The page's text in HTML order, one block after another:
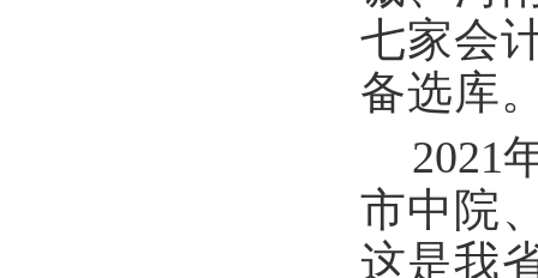
七家会
备选库
2021
市中院
这是我